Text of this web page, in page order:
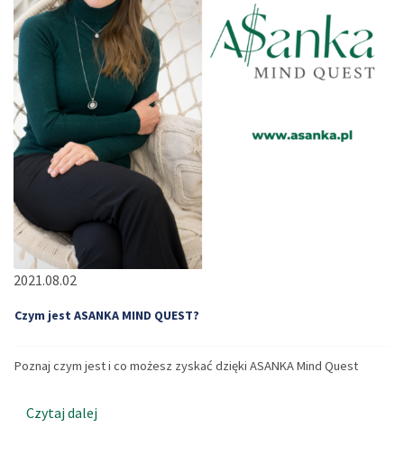
2021.08.02
Czym jest ASANKA MIND QUEST?
Poznaj czym jest i co możesz zyskać dzięki ASANKA Mind Quest
Czytaj dalej